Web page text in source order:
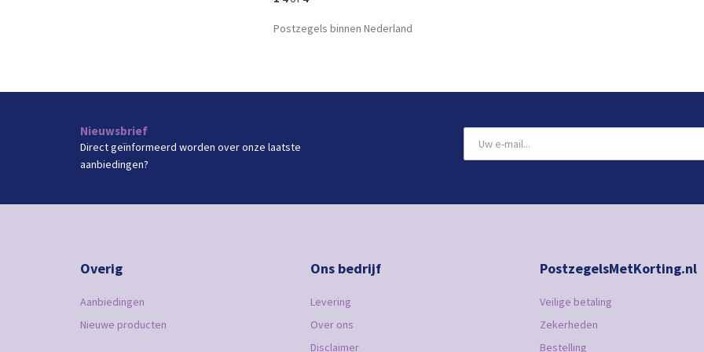
Postzegels binnen Nederland
Nieuwsbrief
Direct geïnformeerd worden over onze laatste
aanbiedingen?
Overig
Aanbiedingen
Nieuwe producten
Ons bedrijf
Levering
Over ons
Disclaimer
PostzegelsMetKorting.nl
Veilige betaling
Zekerheden
Bestelling